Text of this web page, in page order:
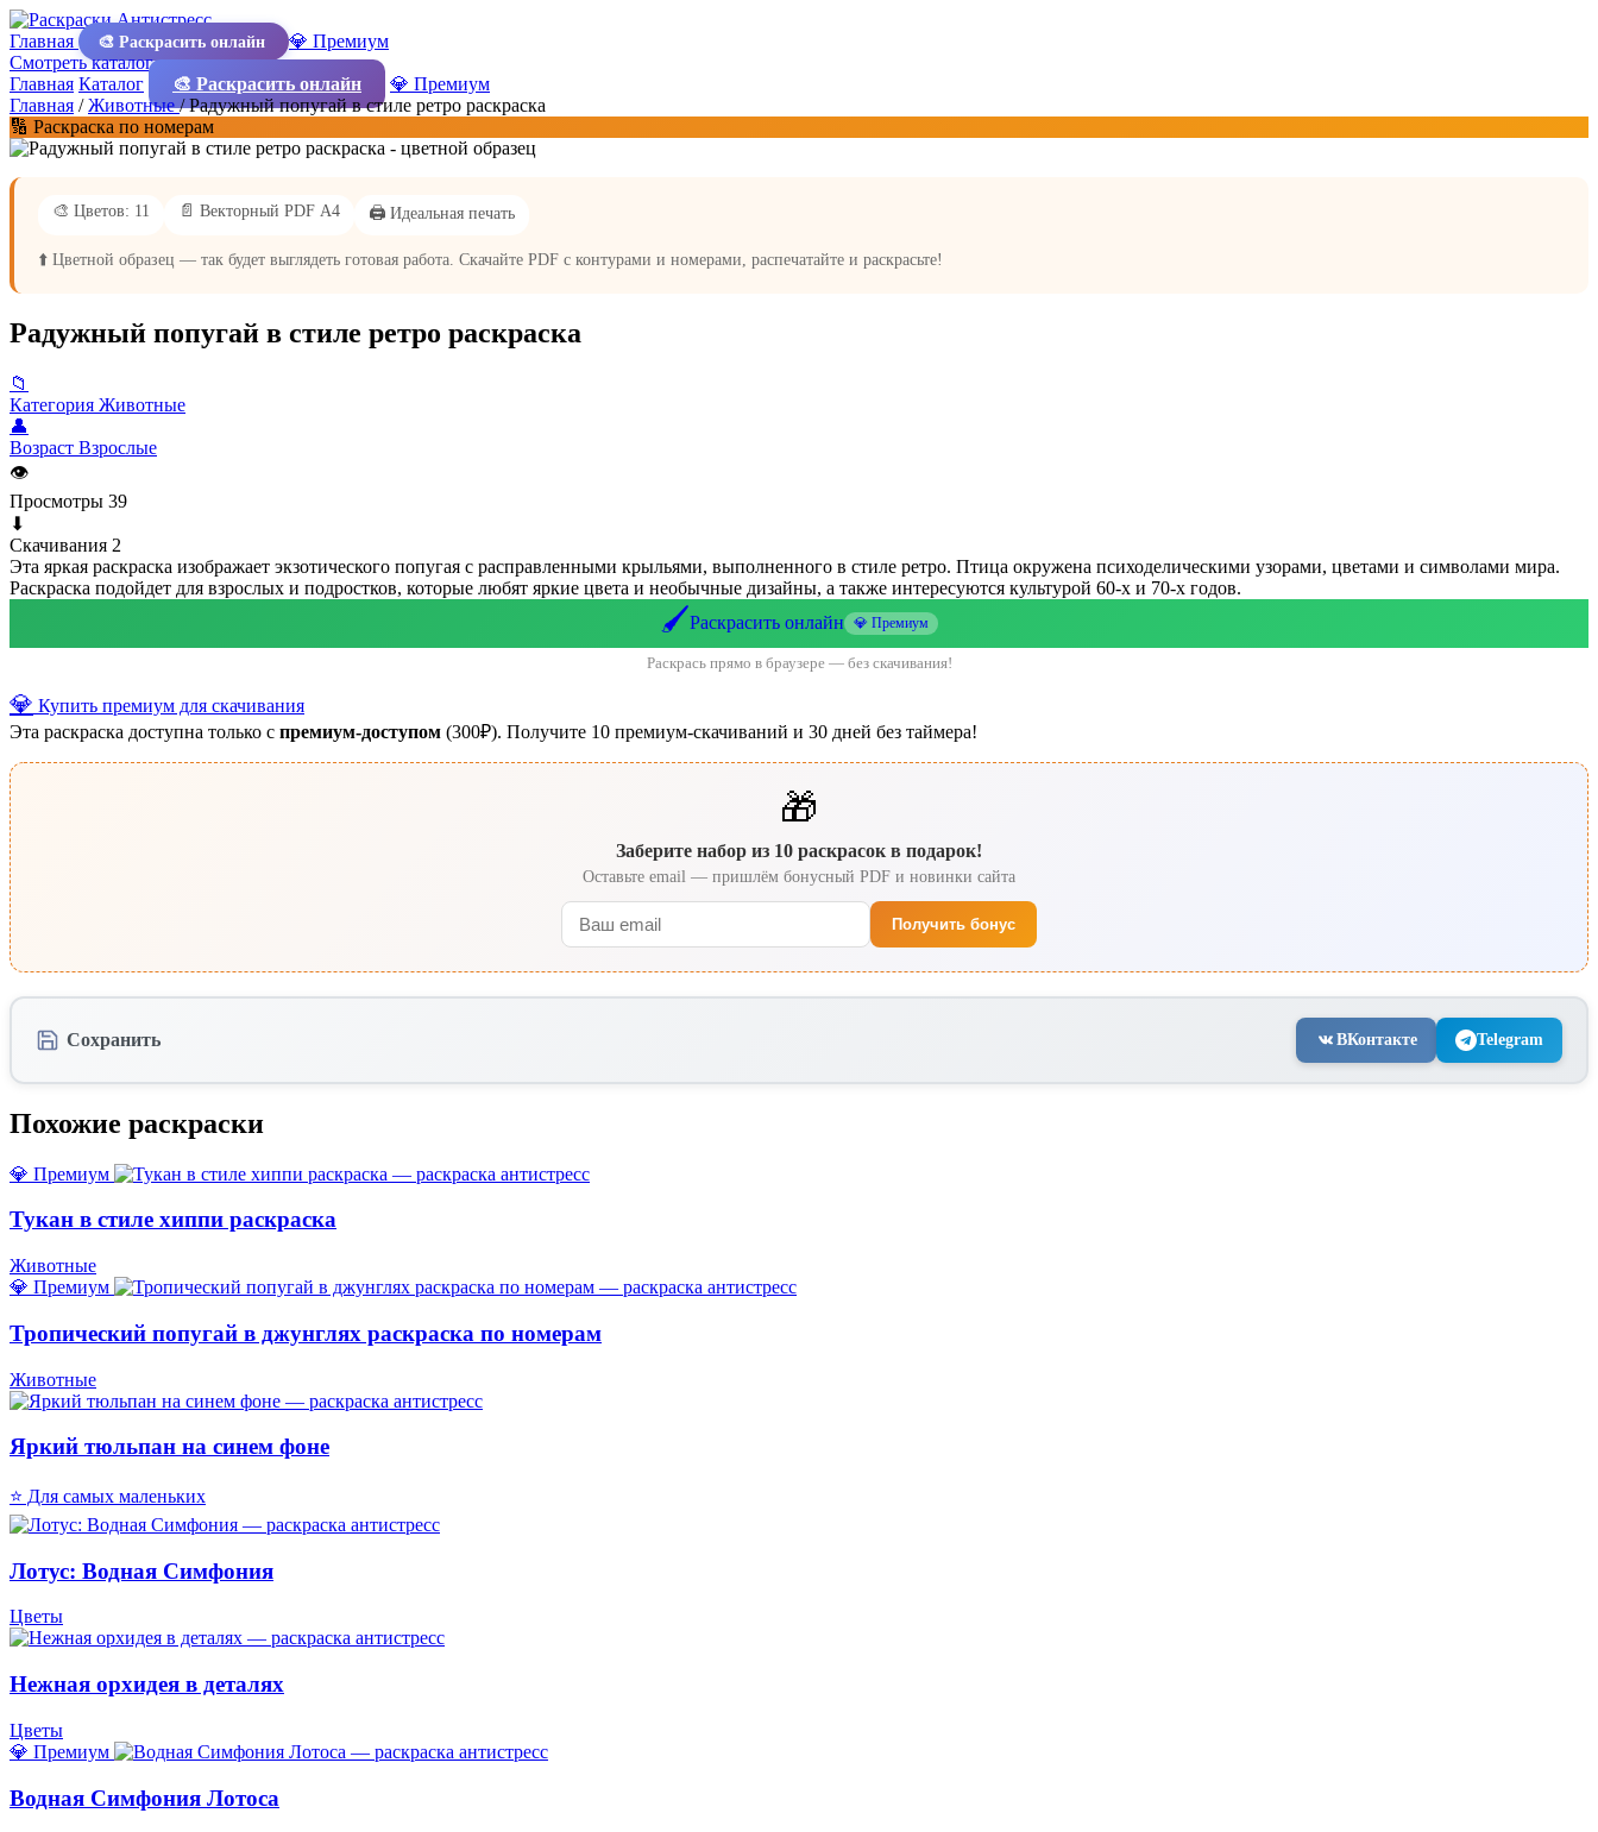
Главная 🎨 Раскрасить онлайн
💎 Премиум
Смотреть каталог
Главная Каталог 🎨 Раскрасить онлайн
💎 Премиум
Главная /Животные/Радужный попугай в стиле ретро раскраска
🔢 Раскраска по номерам
🎨 Цветов: 11 📄 Векторный PDF А4 🖨️ Идеальная печать
⬆️ Цветной образец — так будет выглядеть готовая работа. Скачайте PDF с контурами и номерами, распечатайте и раскрасьте!
Радужный попугай в стиле ретро раскраска
📁
Категория Животные
👤
Возраст Взрослые
👁
Просмотры 39
⬇
Скачивания 2
Эта яркая раскраска изображает экзотического попугая с расправленными крыльями, выполненного в стиле ретро. Птица окружена психоделическими узорами, цветами и символами мира.
Раскраска подойдет для взрослых и подростков, которые любят яркие цвета и необычные дизайны, а также интересуются культурой 60-х и 70-х годов.
🖌️Раскрасить онлайн 💎 Премиум
Раскрась прямо в браузере — без скачивания!
💎 Купить премиум для скачивания
Эта раскраска доступна только с премиум-доступом (300₽). Получите 10 премиум-скачиваний и 30 дней без таймера!
🎁
Заберите набор из 10 раскрасок в подарок!
Оставьте email — пришлём бонусный PDF и новинки сайта
Получить бонус
Сохранить ВКонтакте Telegram
Похожие раскраски
💎 Премиум
Тукан в стиле хиппи раскраска
Животные
💎 Премиум
Тропический попугай в джунглях раскраска по номерам
Животные
Яркий тюльпан на синем фоне
⭐ Для самых маленьких
Лотус: Водная Симфония
Цветы
Нежная орхидея в деталях
Цветы
💎 Премиум
Водная Симфония Лотоса